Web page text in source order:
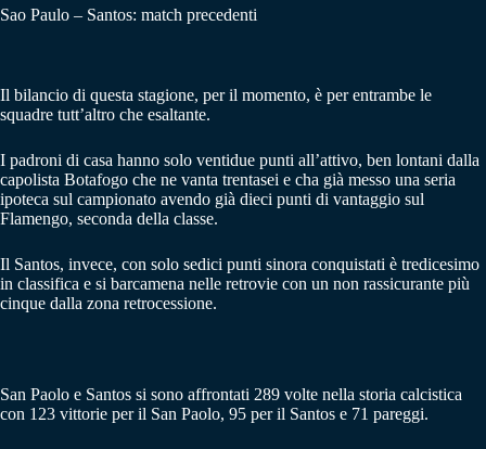
Sao Paulo – Santos: match precedenti
Il bilancio di questa stagione, per il momento, è per entrambe le
squadre tutt’altro che esaltante.
I padroni di casa hanno solo ventidue punti all’attivo, ben lontani dalla
capolista Botafogo che ne vanta trentasei e cha già messo una seria
ipoteca sul campionato avendo già dieci punti di vantaggio sul
Flamengo, seconda della classe.
Il Santos, invece, con solo sedici punti sinora conquistati è tredicesimo
in classifica e si barcamena nelle retrovie con un non rassicurante più
cinque dalla zona retrocessione.
San Paolo e Santos si sono affrontati 289 volte nella storia calcistica
con 123 vittorie per il San Paolo, 95 per il Santos e 71 pareggi.